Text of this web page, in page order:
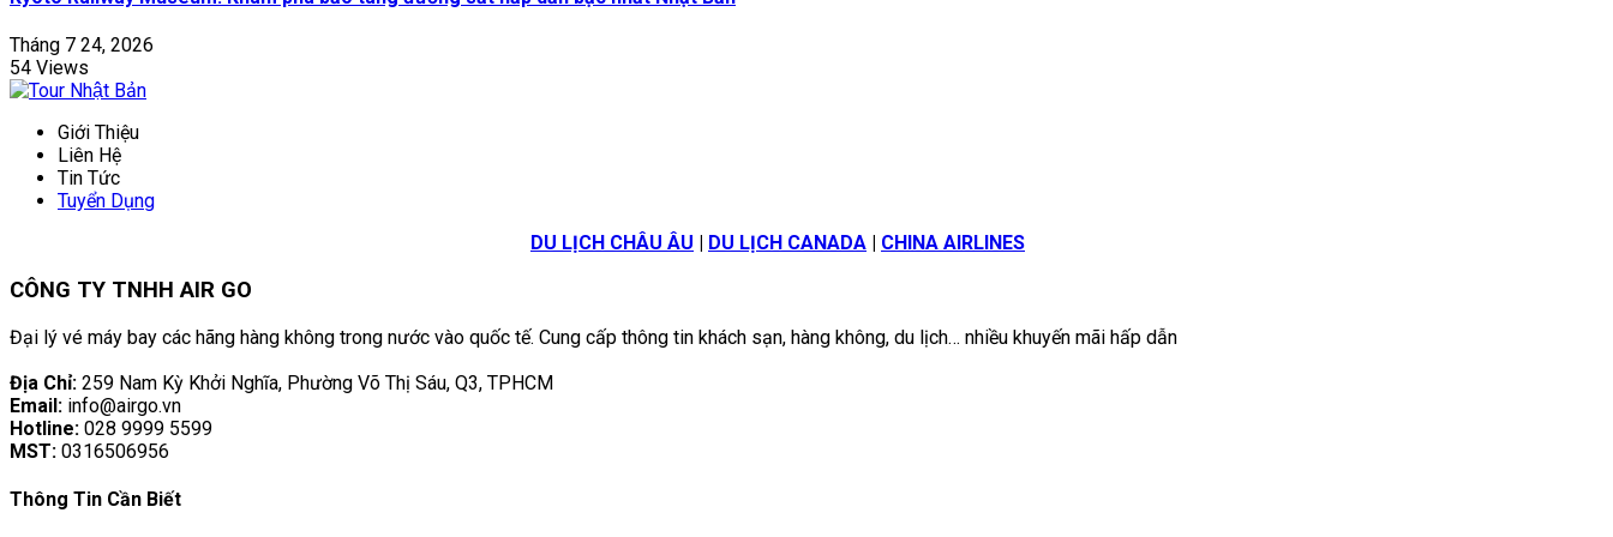
Tháng 7 24, 2026
54 Views
Giới Thiệu
Liên Hệ
Tin Tức
Tuyển Dụng
DU LỊCH CHÂU ÂU | DU LỊCH CANADA | CHINA AIRLINES
CÔNG TY TNHH AIR GO
Đại lý vé máy bay các hãng hàng không trong nước vào quốc tế. Cung cấp thông tin khách sạn, hàng không, du lịch… nhiều khuyến mãi hấp dẫn
Địa Chỉ: 259 Nam Kỳ Khởi Nghĩa, Phường Võ Thị Sáu, Q3, TPHCM
Email: info@airgo.vn
Hotline: 028 9999 5599
MST: 0316506956
Thông Tin Cần Biết